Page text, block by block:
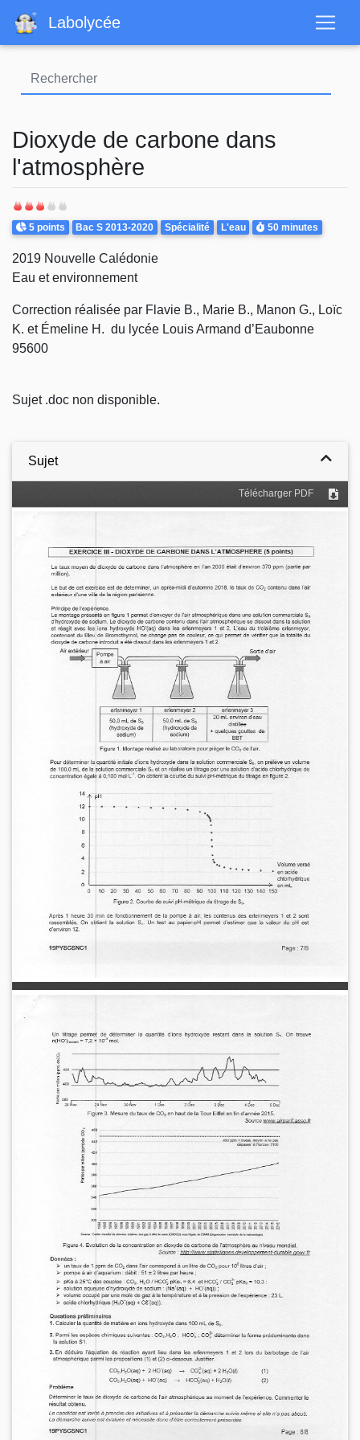
contenu
Labolycée
Dioxyde de carbone dans
l'atmosphère
Points
5 points Theme
Bac S 2013-2020 Spécialité L'eau Durée
50 minutes
2019 Nouvelle Calédonie
Eau et environnement
Correction réalisée par Flavie B., Marie B., Manon G., Loïc
K. et Émeline H. du lycée Louis Armand d’Eaubonne
95600
Sujet .doc non disponible.
Sujet